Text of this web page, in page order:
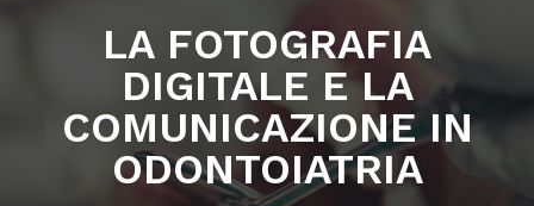
LA FOTOGRAFIA
DIGITALE E LA
COMUNICAZIONE IN
ODONTOIATRIA